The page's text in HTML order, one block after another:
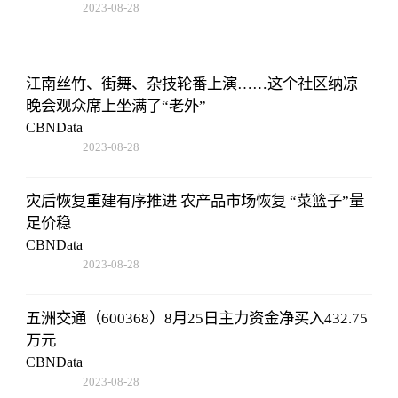
2023-08-28
江南丝竹、街舞、杂技轮番上演……这个社区纳凉
晚会观众席上坐满了“老外”
CBNData
2023-08-28
灾后恢复重建有序推进 农产品市场恢复 “菜篮子”量
足价稳
CBNData
2023-08-28
五洲交通（600368）8月25日主力资金净买入432.75
万元
CBNData
2023-08-28